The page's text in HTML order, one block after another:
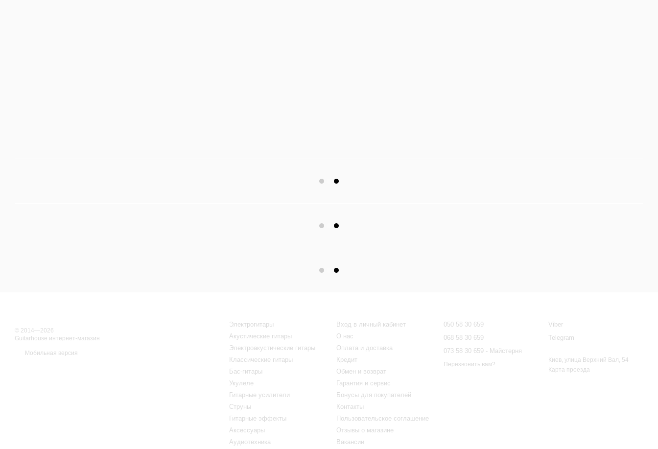
© 2014—2026
Guitarhouse интернет-магазин
Мобильная версия
Электрогитары
Акустические гитары
Электроакустические гитары
Классические гитары
Бас-гитары
Укулеле
Гитарные усилители
Струны
Гитарные эффекты
Аксессуары
Аудиотехника
Вход в личный кабинет
О нас
Оплата и доставка
Кредит
Обмен и возврат
Гарантия и сервис
Бонусы для покупателей
Контакты
Пользовательское соглашение
Отзывы о магазине
Вакансии
050 58 30 659
068 58 30 659
073 58 30 659 - Майстерня
Перезвонить вам?
Viber
Telegram
Киев, улица Верхний Вал, 54
Карта проезда